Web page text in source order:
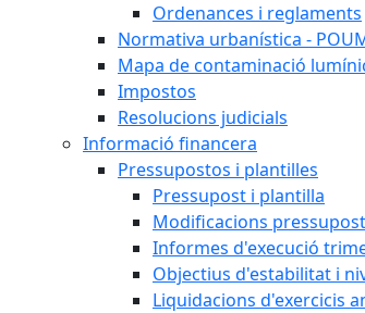
Ordenances i reglaments
Normativa urbanística -
Mapa de contaminació
Impostos
Resolucions judicials
Informació financera
Pressupostos i plantilles
Pressupost i plantilla
Modificacions
Informes d'execució
Objectius d'estabilitat i
Liquidacions d'exercicis